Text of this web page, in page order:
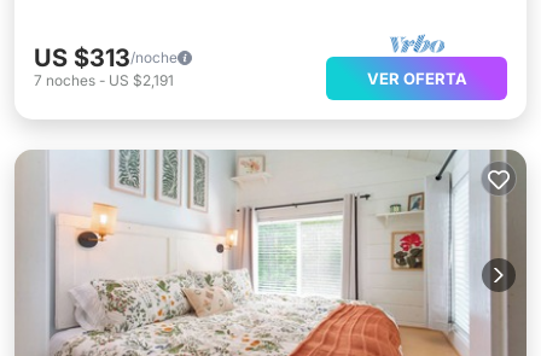
US $313/noche
7 noches - US $2,191 VER OFERTA